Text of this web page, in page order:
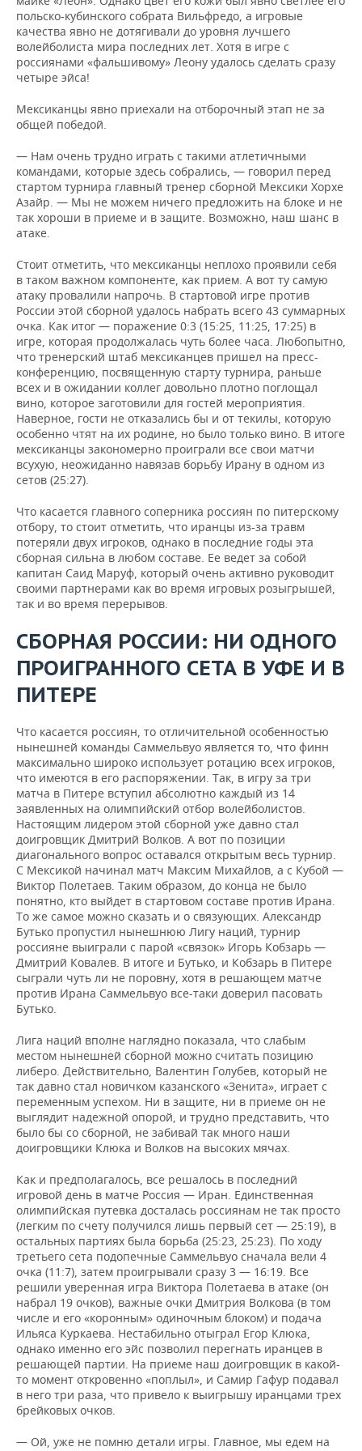
польско-кубинского собрата Вильфредо, а игровые
качества явно не дотягивали до уровня лучшего
волейболиста мира последних лет. Хотя в игре с
россиянами «фальшивому» Леону удалось сделать сразу
четыре эйса!
Мексиканцы явно приехали на отборочный этап не за
общей победой.
— Нам очень трудно играть с такими атлетичными
командами, которые здесь собрались, — говорил перед
стартом турнира главный тренер сборной Мексики Хорхе
Азайр. — Мы не можем ничего предложить на блоке и не
так хороши в приеме и в защите. Возможно, наш шанс в
атаке.
Стоит отметить, что мексиканцы неплохо проявили себя
в таком важном компоненте, как прием. А вот ту самую
атаку провалили напрочь. В стартовой игре против
России этой сборной удалось набрать всего 43 суммарных
очка. Как итог — поражение 0:3 (15:25, 11:25, 17:25) в
игре, которая продолжалась чуть более часа. Любопытно,
что тренерский штаб мексиканцев пришел на пресс-
конференцию, посвященную старту турнира, раньше
всех и в ожидании коллег довольно плотно поглощал
вино, которое заготовили для гостей мероприятия.
Наверное, гости не отказались бы и от текилы, которую
особенно чтят на их родине, но было только вино. В итоге
мексиканцы закономерно проиграли все свои матчи
всухую, неожиданно навязав борьбу Ирану в одном из
сетов (25:27).
Что касается главного соперника россиян по питерскому
отбору, то стоит отметить, что иранцы из-за травм
потеряли двух игроков, однако в последние годы эта
сборная сильна в любом составе. Ее ведет за собой
капитан Саид Маруф, который очень активно руководит
своими партнерами как во время игровых розыгрышей,
так и во время перерывов.
СБОРНАЯ РОССИИ: НИ ОДНОГО
ПРОИГРАННОГО СЕТА В УФЕ И В
ПИТЕРЕ
Что касается россиян, то отличительной особенностью
нынешней команды Саммельвуо является то, что финн
максимально широко использует ротацию всех игроков,
что имеются в его распоряжении. Так, в игру за три
матча в Питере вступил абсолютно каждый из 14
заявленных на олимпийский отбор волейболистов.
Настоящим лидером этой сборной уже давно стал
доигровщик Дмитрий Волков. А вот по позиции
диагонального вопрос оставался открытым весь турнир.
С Мексикой начинал матч Максим Михайлов, а с Кубой —
Виктор Полетаев. Таким образом, до конца не было
понятно, кто выйдет в стартовом составе против Ирана.
То же самое можно сказать и о связующих. Александр
Бутько пропустил нынешнюю Лигу наций, турнир
россияне выиграли с парой «связок» Игорь Кобзарь —
Дмитрий Ковалев. В итоге и Бутько, и Кобзарь в Питере
сыграли чуть ли не поровну, хотя в решающем матче
против Ирана Саммельвуо все-таки доверил пасовать
Бутько.
Лига наций вполне наглядно показала, что слабым
местом нынешней сборной можно считать позицию
либеро. Действительно, Валентин Голубев, который не
так давно стал новичком казанского «Зенита», играет с
переменным успехом. Ни в защите, ни в приеме он не
выглядит надежной опорой, и трудно представить, что
было бы со сборной, не забивай так много наши
доигровщики Клюка и Волков на высоких мячах.
Как и предполагалось, все решалось в последний
игровой день в матче Россия — Иран. Единственная
олимпийская путевка досталась россиянам не так просто
(легким по счету получился лишь первый сет — 25:19), в
остальных партиях была борьба (25:23, 25:23). По ходу
третьего сета подопечные Саммельвуо сначала вели 4
очка (11:7), затем проигрывали сразу 3 — 16:19. Все
решили уверенная игра Виктора Полетаева в атаке (он
набрал 19 очков), важные очки Дмитрия Волкова (в том
числе и его «коронным» одиночным блоком) и подача
Ильяса Куркаева. Нестабильно отыграл Егор Клюка,
однако именно его эйс позволил перегнать иранцев в
решающей партии. На приеме наш доигровщик в какой-
то момент откровенно «поплыл», и Самир Гафур подавал
в него три раза, что привело к выигрышу иранцами трех
брейковых очков.
— Ой, уже не помню детали игры. Главное, мы едем на